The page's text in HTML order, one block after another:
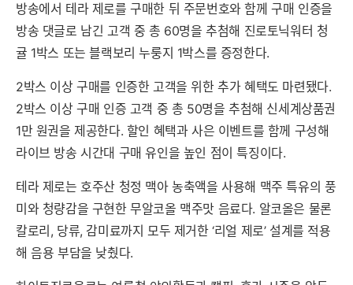
방송에서 테라 제로를 구매한 뒤 주문번호와 함께 구매 인증을
방송 댓글로 남긴 고객 중 총 60명을 추첨해 진로토닉워터 청
귤 1박스 또는 블랙보리 누룽지 1박스를 증정한다.
2박스 이상 구매를 인증한 고객을 위한 추가 혜택도 마련됐다.
2박스 이상 구매 인증 고객 중 총 50명을 추첨해 신세계상품권
1만 원권을 제공한다. 할인 혜택과 사은 이벤트를 함께 구성해
라이브 방송 시간대 구매 유인을 높인 점이 특징이다.
테라 제로는 호주산 청정 맥아 농축액을 사용해 맥주 특유의 풍
미와 청량감을 구현한 무알코올 맥주맛 음료다. 알코올은 물론
칼로리, 당류, 감미료까지 모두 제거한 ‘리얼 제로’ 설계를 적용
해 음용 부담을 낮췄다.